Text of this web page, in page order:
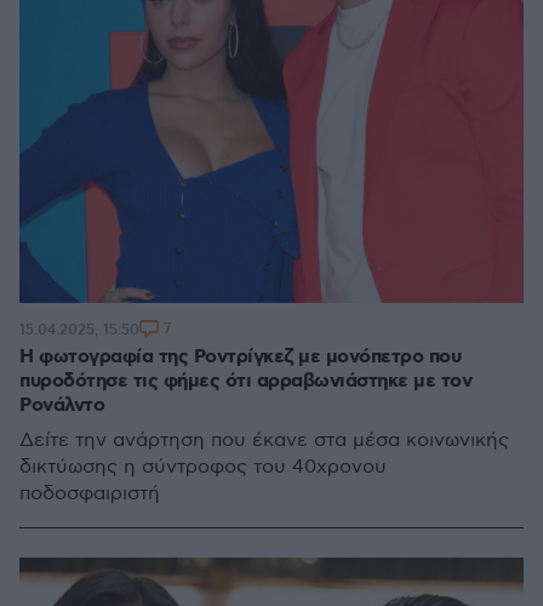
Η φωτογραφία της Ροντρίγκεζ με μονόπετρο που
πυροδότησε τις φήμες ότι αρραβωνιάστηκε με τον
Ρονάλντο
Δείτε την ανάρτηση που έκανε στα μέσα κοινωνικής
δικτύωσης η σύντροφος του 40χρονου
ποδοσφαιριστή
15.04.2025, 15:50 7